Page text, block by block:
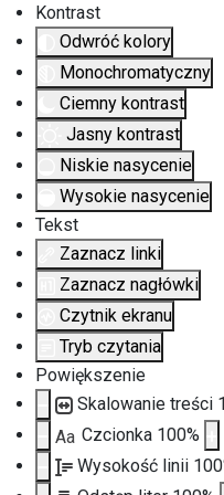
Kontrast
Odwróć kolory
Monochromatyczny
Ciemny kontrast
Jasny kontrast
Niskie nasycenie
Wysokie nasycenie
Tekst
Zaznacz linki
Zaznacz nagłówki
Czytnik ekranu
Tryb czytania
Powiększenie
Skalowanie treści
Aa Czcionka 100%
Wysokość linii 100